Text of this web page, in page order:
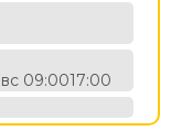
09:0017:00